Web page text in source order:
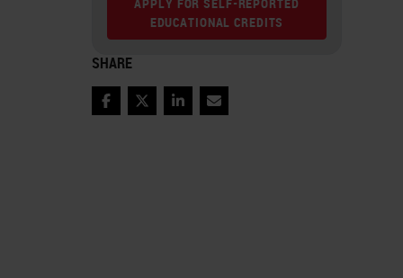
EDUCATIONAL CREDITS
SHARE
FacebookTwitterLinkedInEmail